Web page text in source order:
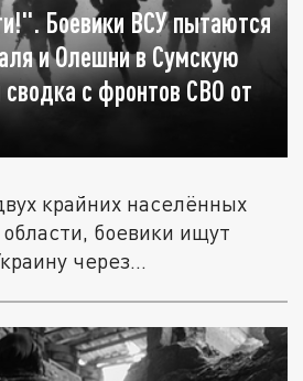
Боевики ВСУ пытаются
и Олешни в Сумскую
с фронтов СВО от
крайних населённых
боевики ищут
через...